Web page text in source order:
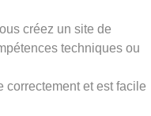
créez un site de
techniques ou
correctement et est facile